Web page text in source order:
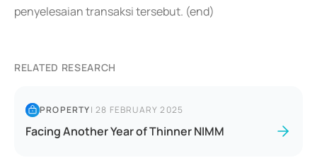
penyelesaian transaksi tersebut. (end)
RELATED RESEARCH
PROPERTY|28 FEBRUARY 2025
Facing Another Year of Thinner NIMM